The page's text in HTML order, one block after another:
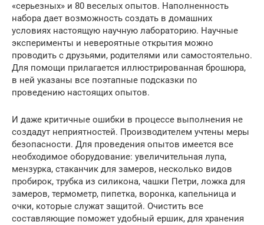
«серьезных» и 80 веселых опытов. Наполненность
набора дает возможность создать в домашних
условиях настоящую научную лабораторию. Научные
эксперименты и невероятные открытия можно
проводить с друзьями, родителями или самостоятельно.
Для помощи прилагается иллюстрированная брошюра,
в ней указаны все поэтапные подсказки по
проведению настоящих опытов.
И даже критичные ошибки в процессе выполнения не
создадут неприятностей. Производителем учтены меры
безопасности. Для проведения опытов имеется все
необходимое оборудование: увеличительная лупа,
мензурка, стаканчик для замеров, несколько видов
пробирок, трубка из силикона, чашки Петри, ложка для
замеров, термометр, пипетка, воронка, капельница и
очки, которые служат защитой. Очистить все
составляющие поможет удобный ершик, для хранения